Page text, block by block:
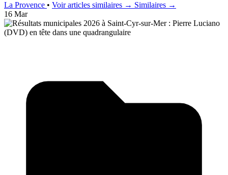
La Provence • Voir articles similaires → Similaires →
16 Mar